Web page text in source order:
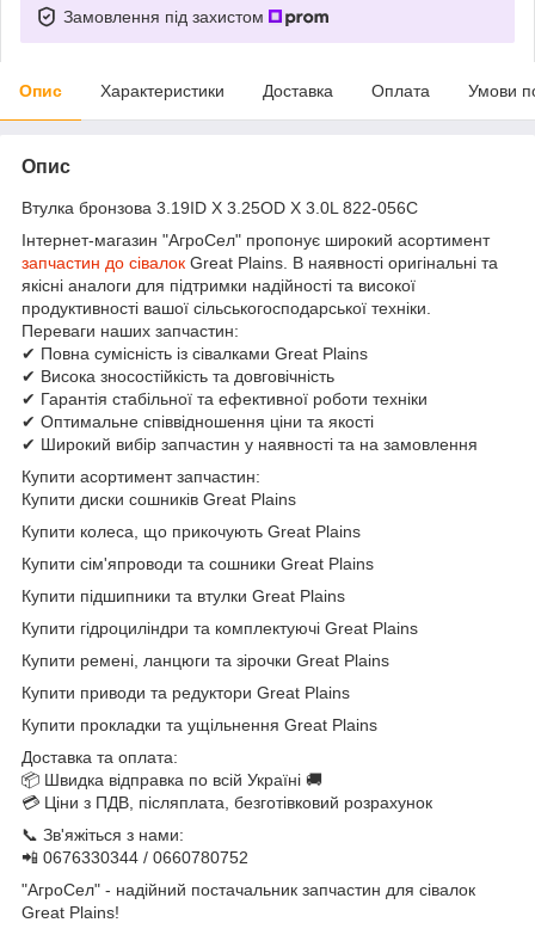
Замовлення під захистом
Опис Характеристики Доставка Оплата Умови
Опис
Втулка бронзова 3.19ID X 3.25OD X 3.0L 822-056C
Інтернет-магазин "АгроСел" пропонує широкий асортимент
запчастин до сівалок Great Plains. В наявності оригінальні та
якісні аналоги для підтримки надійності та високої
продуктивності вашої сільськогосподарської техніки.
Переваги наших запчастин:
✔ Повна сумісність із сівалками Great Plains
✔ Висока зносостійкість та довговічність
✔ Гарантія стабільної та ефективної роботи техніки
✔ Оптимальне співвідношення ціни та якості
✔ Широкий вибір запчастин у наявності та на замовлення
Купити асортимент запчастин:
Купити диски сошників Great Plains
Купити колеса, що прикочують Great Plains
Купити сім'япроводи та сошники Great Plains
Купити підшипники та втулки Great Plains
Купити гідроциліндри та комплектуючі Great Plains
Купити ремені, ланцюги та зірочки Great Plains
Купити приводи та редуктори Great Plains
Купити прокладки та ущільнення Great Plains
Доставка та оплата:
📦 Швидка відправка по всій Україні 🚚
💳 Ціни з ПДВ, післяплата, безготівковий розрахунок
📞 Зв'яжіться з нами:
📲 0676330344 / 0660780752
"АгроСел" - надійний постачальник запчастин для сівалок
Great Plains!